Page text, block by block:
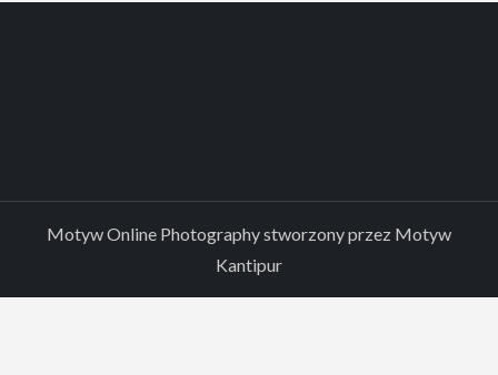
Motyw Online Photography stworzony przez Motyw
Kantipur